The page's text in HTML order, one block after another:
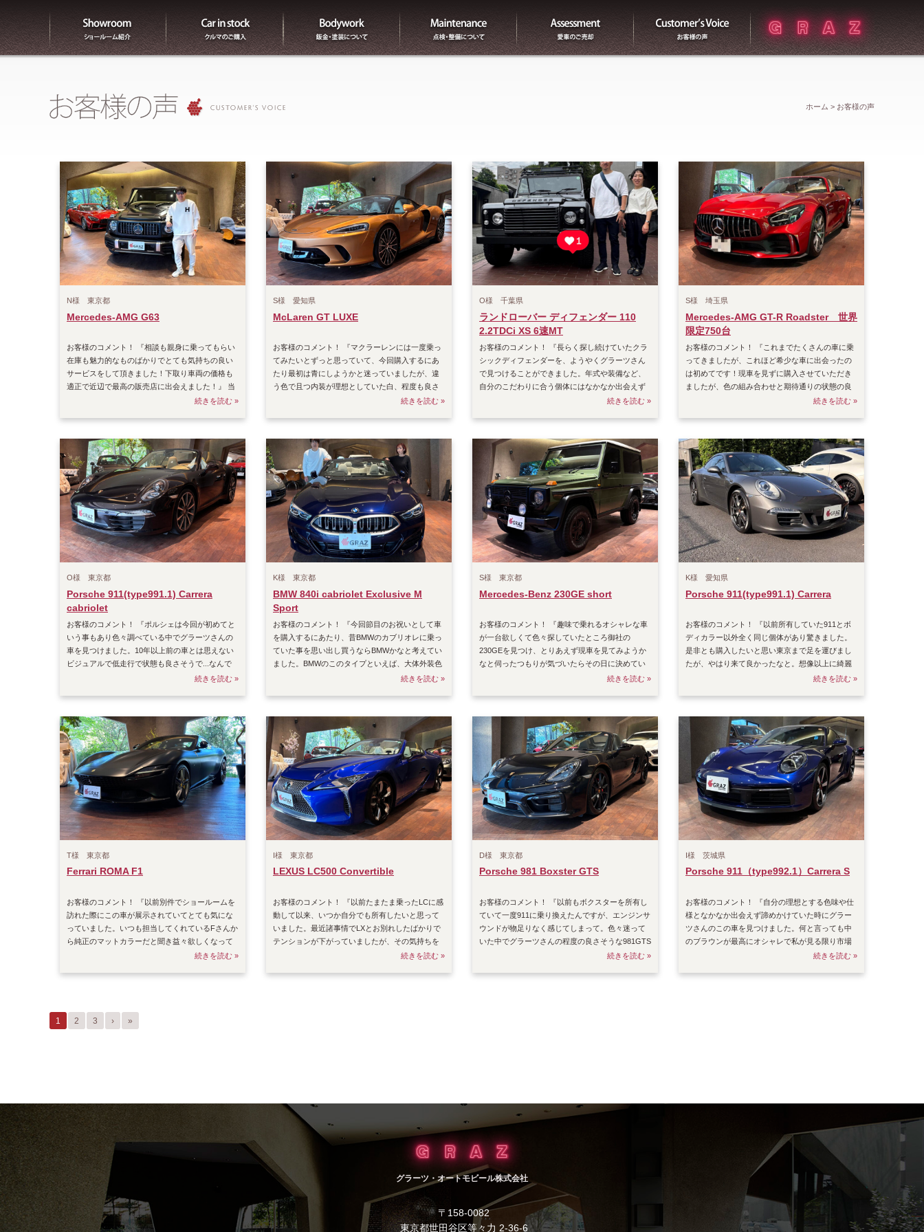
ショールーム紹介 販売 板金 整備 買取 お客様の声
ホーム > お客様の声
N様 東京都
Mercedes-AMG G63
お客様のコメント！ 『相談も親身に乗ってもらい
在庫も魅力的なものばかりでとても気持ちの良い
サービスをして頂きました！下取り車両の価格も
適正で近辺で最高の販売店に出会えました！』 当
続きを読む »
S様 愛知県
McLaren GT LUXE
お客様のコメント！ 『マクラーレンには一度乗っ
てみたいとずっと思っていて、今回購入するにあ
たり最初は青にしようかと迷っていましたが、違
う色で且つ内装が理想としていた白、程度も良さ
続きを読む »
O様 千葉県
ランドローバー ディフェンダー 110
2.2TDCi XS 6速MT
お客様のコメント！ 『長らく探し続けていたクラ
シックディフェンダーを、ようやくグラーツさん
で見つけることができました。年式や装備など、
自分のこだわりに合う個体にはなかなか出会えず
続きを読む »
S様 埼玉県
Mercedes-AMG GT-R Roadster 世界
限定750台
お客様のコメント！ 『これまでたくさんの車に乗
ってきましたが、これほど希少な車に出会ったの
は初めてです！現車を見ずに購入させていただき
ましたが、色の組み合わせと期待通りの状態の良
続きを読む »
O様 東京都
Porsche 911(type991.1) Carrera
cabriolet
お客様のコメント！ 『ポルシェは今回が初めてと
いう事もあり色々調べている中でグラーツさんの
車を見つけました。10年以上前の車とは思えない
ビジュアルで低走行で状態も良さそうで...なんで
続きを読む »
K様 東京都
BMW 840i cabriolet Exclusive M
Sport
お客様のコメント！ 『今回節目のお祝いとして車
を購入するにあたり、昔BMWのカブリオレに乗っ
ていた事を思い出し買うならBMWかなと考えてい
ました。BMWのこのタイプといえば、大体外装色
続きを読む »
S様 東京都
Mercedes-Benz 230GE short
お客様のコメント！ 『趣味で乗れるオシャレな車
が一台欲しくて色々探していたところ御社の
230GEを見つけ、とりあえず現車を見てみようか
なと伺ったつもりが気づいたらその日に決めてい
続きを読む »
K様 愛知県
Porsche 911(type991.1) Carrera
お客様のコメント！ 『以前所有していた911とボ
ディカラー以外全く同じ個体があり驚きました。
是非とも購入したいと思い東京まで足を運びまし
たが、やはり来て良かったなと。想像以上に綺麗
続きを読む »
T様 東京都
Ferrari ROMA F1
お客様のコメント！ 『以前別件でショールームを
訪れた際にこの車が展示されていてとても気にな
っていました。いつも担当してくれているFさんか
ら純正のマットカラーだと聞き益々欲しくなって
続きを読む »
I様 東京都
LEXUS LC500 Convertible
お客様のコメント！ 『以前たまたま乗ったLCに感
動して以来、いつか自分でも所有したいと思って
いました。最近諸事情でLXとお別れしたばかりで
テンションが下がっていましたが、その気持ちを
続きを読む »
D様 東京都
Porsche 981 Boxster GTS
お客様のコメント！ 『以前もボクスターを所有し
ていて一度911に乗り換えたんですが、エンジンサ
ウンドが物足りなく感じてしまって。色々迷って
いた中でグラーツさんの程度の良さそうな981GTS
続きを読む »
I様 茨城県
Porsche 911（type992.1）Carrera S
お客様のコメント！ 『自分の理想とする色味や仕
様となかなか出会えず諦めかけていた時にグラー
ツさんのこの車を見つけました。何と言っても中
のブラウンが最高にオシャレで私が見る限り市場
続きを読む »
1 2 3 › »
グラーツ・オートモビール株式会社
〒158-0082
東京都世田谷区等々力 2-36-6